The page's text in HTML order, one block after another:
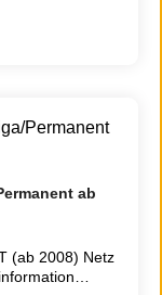
ab
(ab 2008) Netz